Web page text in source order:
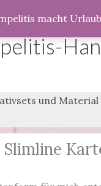
macht
und Material